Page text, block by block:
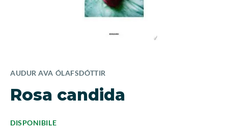
AUDUR AVA ÓLAFSDÓTTIR
Rosa candida
DISPONIBILE